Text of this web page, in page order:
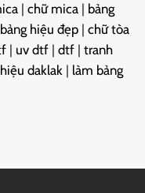
| chữ mica | bảng
bảng hiệu đẹp | chữ tòa
| uv dtf | dtf | tranh
daklak | làm bảng